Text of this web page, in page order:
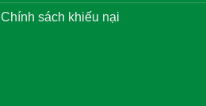
Chính sách khiếu nại